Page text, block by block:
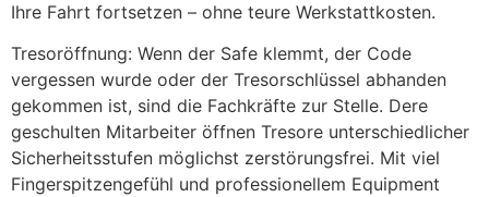
Ihre Fahrt fortsetzen – ohne teure Werkstattkosten.
Tresoröffnung: Wenn der Safe klemmt, der Code
vergessen wurde oder der Tresorschlüssel abhanden
gekommen ist, sind die Fachkräfte zur Stelle. Dere
geschulten Mitarbeiter öffnen Tresore unterschiedlicher
Sicherheitsstufen möglichst zerstörungsfrei. Mit viel
Fingerspitzengefühl und professionellem Equipment